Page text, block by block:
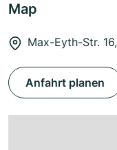
Map
Max-Eyth-Str.
Anfahrt planen